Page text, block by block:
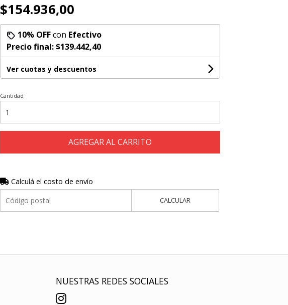
$154.936,00
10% OFFcon Efectivo
Precio final:$139.442,40
Ver cuotas y descuentos
Cantidad
AGREGAR AL CARRITO
Calculá el costo de envío
CALCULAR
NUESTRAS REDES SOCIALES